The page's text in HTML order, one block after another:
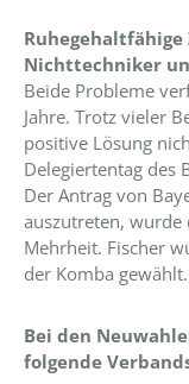
Nichttechniker
Beide Probleme
Jahre. Trotz vieler
positive Lösung
Delegiertentag des
Der Antrag von
auszutreten, wurde
Mehrheit. Fischer
der Komba gewählt.
Bei den
folgende